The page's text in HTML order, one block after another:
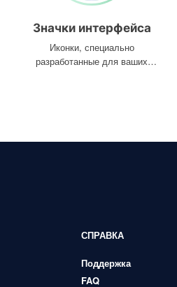
Значки интерфейса
Иконки, специально
разработанные для ваших
СПРАВКА
Поддержка
FAQ